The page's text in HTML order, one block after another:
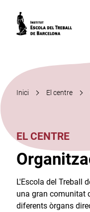
Inici El centre
EL CENTRE
L'Escola del Treball
una gran comunitat
diferents òrgans